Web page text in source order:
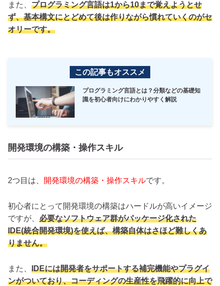
また、 プログラミング言語は1から10まで覚えようとせ
ず、基本構文にとどめて後は作りながら慣れていくのがセ
オリーです。
この記事もオススメ
プログラミング言語とは？分類などの基礎知
識を初心者向けにわかりやすく解説
開発環境の構築・操作スキル
2つ目は、 開発環境の構築・操作スキルです。
初心者にとって開発環境の構築はハードルが高いイメージ
ですが、 必要なソフトウェア群がパッケージ化された
IDE(統合開発環境)を使えば、構築自体はさほど難しくあ
りません。
また、 IDEには開発者をサポートする補完機能やプラグイ
ンがついており、コーディングの生産性を飛躍的に向上で